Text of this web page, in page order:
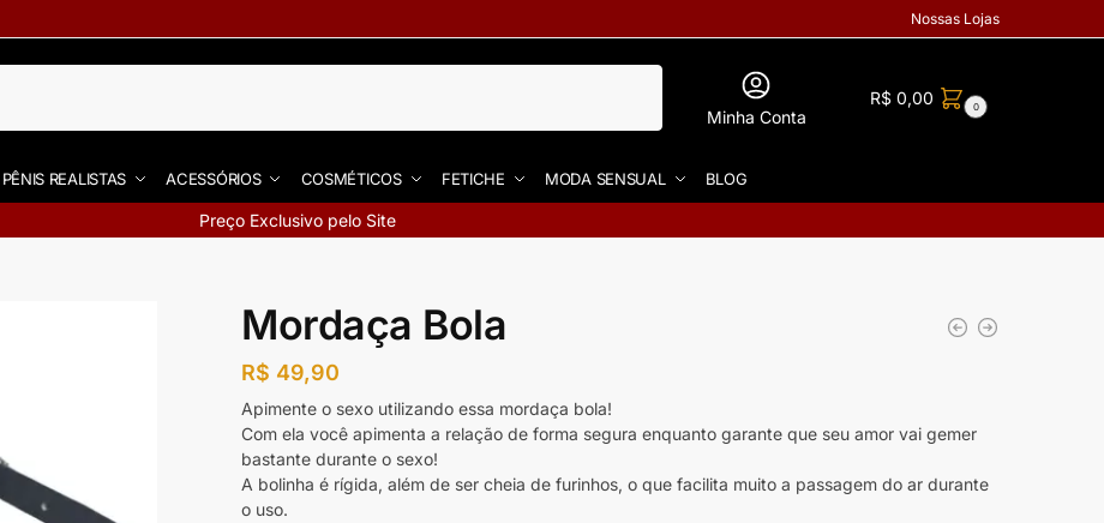
Nossas Lojas
Minha Conta
R$ 0,00 0
PÊNIS REALISTAS ACESSÓRIOS COSMÉTICOS FETICHE MODA SENSUAL BLOG
Preço Exclusivo pelo Site
Mordaça Bola
R$ 49,90
Apimente o sexo utilizando essa mordaça bola!
Com ela você apimenta a relação de forma segura enquanto garante que seu amor vai gemer
bastante durante o sexo!
A bolinha é rígida, além de ser cheia de furinhos, o que facilita muito a passagem do ar durante
o uso.